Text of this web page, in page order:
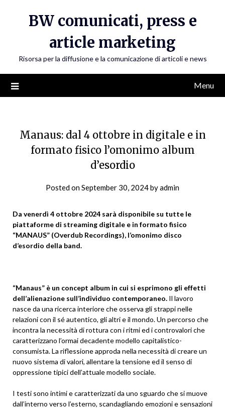
BW comunicati, press e
article marketing
Risorsa per la diffusione e la comunicazione di articoli e news
Menu
Manaus: dal 4 ottobre in digitale e in
formato fisico l’omonimo album
d’esordio
Posted onSeptember 30, 2024byadmin
Da venerdì 4 ottobre 2024 sarà disponibile su tutte le
piattaforme di streaming digitale e in formato fisico
“MANAUS” (Overdub Recordings), l’omonimo disco
d’esordio della band.
“Manaus” è un concept album in cui si esprimono gli effetti
dell’alienazione sull’individuo contemporaneo. Il lavoro
nasce da una ricerca interiore che osserva gli strappi nelle
relazioni con il sé autentico, gli altri e il mondo. Un percorso che
incontra la necessità di rottura con i ritmi ed i controvalori che
caratterizzano l’ormai decadente modello capitalistico-
consumista. La riflessione approda nella necessità di creare un
nuovo sistema di valori, allentare la tensione ed il senso di
oppressione tipici dell’attuale modello sociale.
I testi sono intimi e caratterizzati da uno sguardo che si muove
dall’interno verso l’esterno, scandagliando emozioni e sensazioni